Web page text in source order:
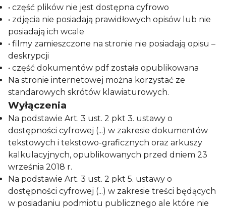
• część plików nie jest dostępna cyfrowo
• zdjęcia nie posiadają prawidłowych opisów lub nie
posiadają ich wcale
• filmy zamieszczone na stronie nie posiadają opisu –
deskrypcji
• część dokumentów pdf została opublikowana
Na stronie internetowej można korzystać ze
standarowych skrótów klawiaturowych.
Wyłączenia
Na podstawie Art. 3 ust. 2 pkt 3. ustawy o
dostępności cyfrowej (...) w zakresie dokumentów
tekstowych i tekstowo-graficznych oraz arkuszy
kalkulacyjnych, opublikowanych przed dniem 23
września 2018 r.
Na podstawie Art. 3 ust. 2 pkt 5. ustawy o
dostępności cyfrowej (...) w zakresie treści będących
w posiadaniu podmiotu publicznego ale które nie